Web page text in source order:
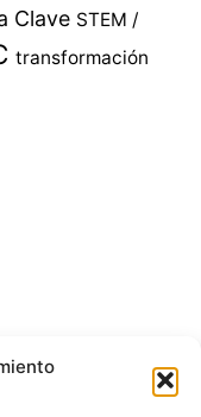
Clave STEM /
transformación